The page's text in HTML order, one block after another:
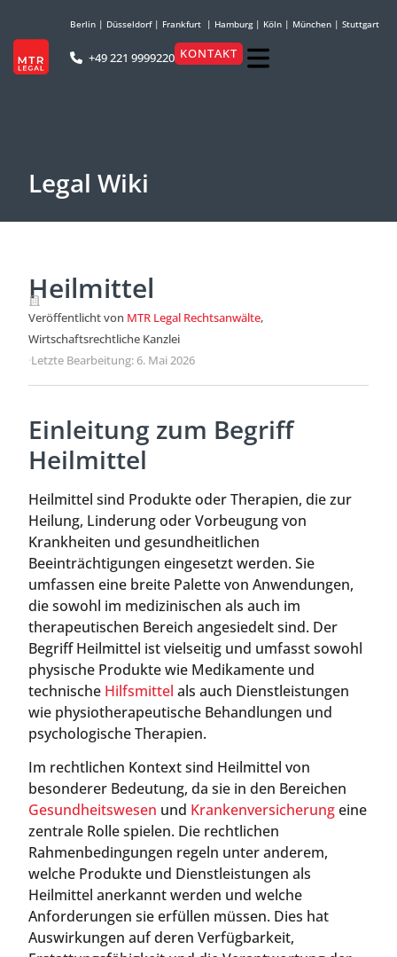
Berlin | Düsseldorf| Frankfurt | Hamburg| Köln | München | Stuttgart
+49 221 9999220 KONTAKT
Legal Wiki
Heilmittel
Veröffentlicht von MTR Legal Rechtsanwälte,
Wirtschaftsrechtliche Kanzlei
·Letzte Bearbeitung: 6. Mai 2026
Einleitung zum Begriff
Heilmittel
Heilmittel sind Produkte oder Therapien, die zur
Heilung, Linderung oder Vorbeugung von
Krankheiten und gesundheitlichen
Beeinträchtigungen eingesetzt werden. Sie
umfassen eine breite Palette von Anwendungen,
die sowohl im medizinischen als auch im
therapeutischen Bereich angesiedelt sind. Der
Begriff Heilmittel ist vielseitig und umfasst sowohl
physische Produkte wie Medikamente und
technische Hilfsmittel als auch Dienstleistungen
wie physiotherapeutische Behandlungen und
psychologische Therapien.
Im rechtlichen Kontext sind Heilmittel von
besonderer Bedeutung, da sie in den Bereichen
Gesundheitswesen und Krankenversicherungeine
zentrale Rolle spielen. Die rechtlichen
Rahmenbedingungen regeln unter anderem,
welche Produkte und Dienstleistungen als
Heilmittel anerkannt werden und welche
Anforderungen sie erfüllen müssen. Dies hat
Auswirkungen auf deren Verfügbarkeit,